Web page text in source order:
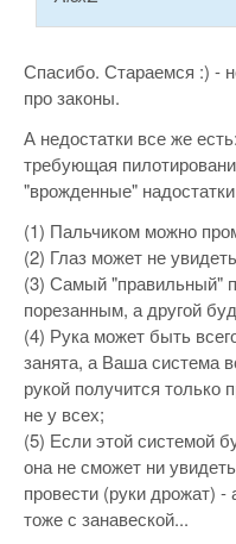
Спасибо. Стараемся :) -
про законы.
А недостатки все же
требующая
"врожденные"
(1) Пальчиком можно
(2) Глаз может не
(3) Самый "правильный"
порезанным, а другой
(4) Рука может быть
занята, а Ваша система
рукой получится только
не у всех;
(5) Если этой системой
она не сможет ни
провести (руки дрожат)
тоже с занавеской...